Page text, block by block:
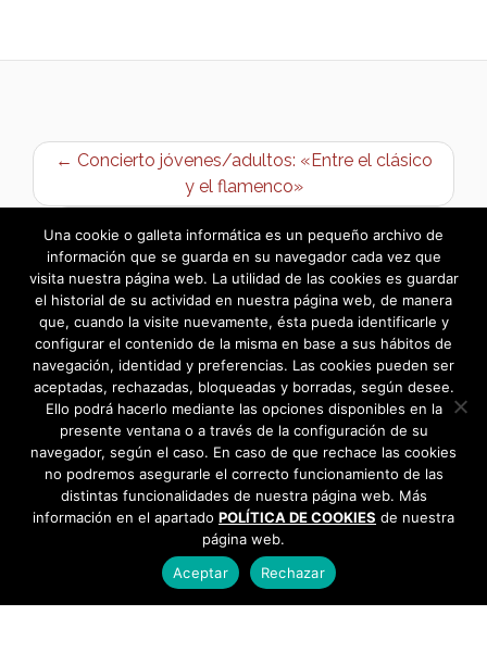
← Concierto jóvenes/adultos: «Entre el clásico
y el flamenco»
Programación Cultural Otoño-Invierno 2021 →
Una cookie o galleta informática es un pequeño archivo de
información que se guarda en su navegador cada vez que
visita nuestra página web. La utilidad de las cookies es guardar
el historial de su actividad en nuestra página web, de manera
que, cuando la visite nuevamente, ésta pueda identificarle y
configurar el contenido de la misma en base a sus hábitos de
navegación, identidad y preferencias. Las cookies pueden ser
aceptadas, rechazadas, bloqueadas y borradas, según desee.
Ello podrá hacerlo mediante las opciones disponibles en la
presente ventana o a través de la configuración de su
navegador, según el caso. En caso de que rechace las cookies
no podremos asegurarle el correcto funcionamiento de las
distintas funcionalidades de nuestra página web. Más
información en el apartado POLÍTICA DE COOKIES de nuestra
página web.
Aceptar
Rechazar